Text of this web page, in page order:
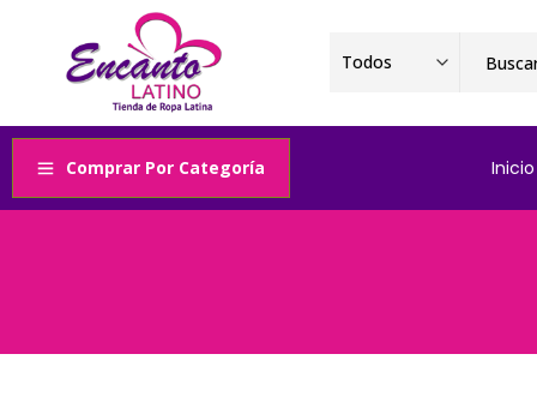
Comprar Por Categoría Inicio